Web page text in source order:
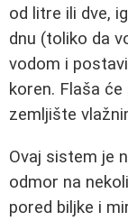
od litre ili dve,
dnu (toliko da
vodom i
koren. Flaša
zemljište
Ovaj sistem je
odmor na
pored biljke i